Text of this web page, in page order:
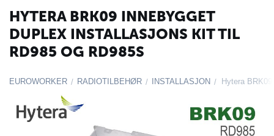
HYTERA BRK09 INNEBYGGET
DUPLEX INSTALLASJONS KIT TIL
RD985 OG RD985S
EUROWORKER / RADIOTILBEHØR / INSTALLASJON /